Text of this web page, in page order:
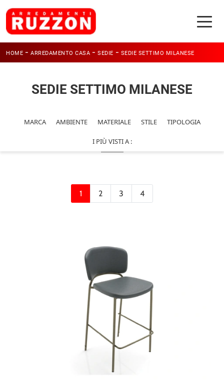
HOME - ARREDAMENTO CASA - SEDIE - SEDIE SETTIMO MILANESE
SEDIE SETTIMO MILANESE
MARCA AMBIENTE MATERIALE STILE TIPOLOGIA
I PIÙ VISTI A :
1 2 3 4